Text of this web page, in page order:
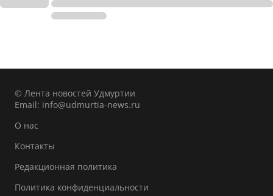
© Лента новостей Удмуртии
Email: info@udmurtia-news.ru
О нас
Контакты
Редакционная политика
Политика конфиденциальности